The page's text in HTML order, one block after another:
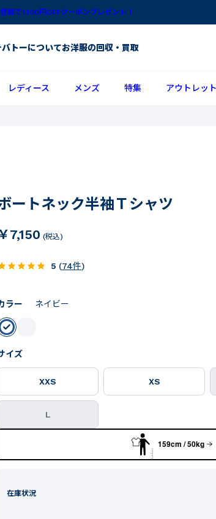
録で1,100円OFFクーポンプレゼント！
バトーについてお洋服の回収・買取
レディース メンズ 特集 アウトレット
ートネック半袖Ｔシャツ
7,150 (税込)
5 (74件)
ラー ネイビー
イズ
XXS XS
L
159cm / 50kg
在庫状況